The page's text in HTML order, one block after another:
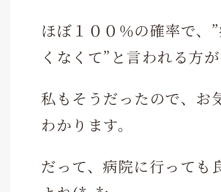
ほぼ１００％の確率で、
くなくて”と言われる方
私もそうだったので、お
わかります。
だって、病院に行っても